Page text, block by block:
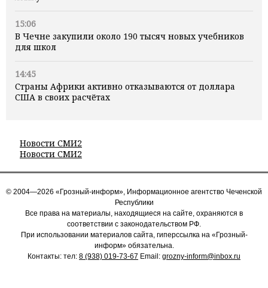
15:06
В Чечне закупили около 190 тысяч новых учебников
для школ
14:45
Страны Африки активно отказываются от доллара
США в своих расчётах
Новости СМИ2
Новости СМИ2
© 2004—2026 «Грозный-информ», Информационное агентство Чеченской
Республики
Все права на материалы, находящиеся на сайте, охраняются в
соответствии с законодательством РФ.
При использовании материалов сайта, гиперссылка на «Грозный-
информ» обязательна.
Контакты: тел: 8 (938) 019-73-67 Email: grozny-inform@inbox.ru